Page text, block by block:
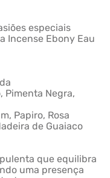
especiais
Incense Ebony Eau
Pimenta Negra,
Papiro, Rosa
de Guaiaco
que equilibra
uma presença